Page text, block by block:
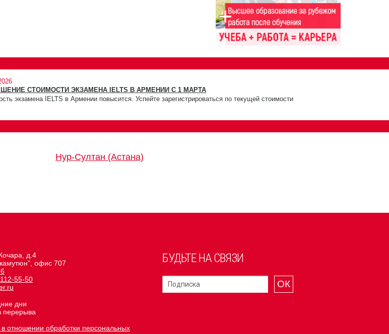
СТОИМОСТИ ЭКЗАМЕНА IELTS В АРМЕНИИ С 1 МАРТА
экзамена IELTS в Армении повысится. Успейте зарегистрироваться по текущей стоимости
Нур-Султан (Астана)
БУДЬТЕ НА СВЯЗИ
ОК
д.4
офис 707
55-50
дни
перерыва
отношении обработки персональных